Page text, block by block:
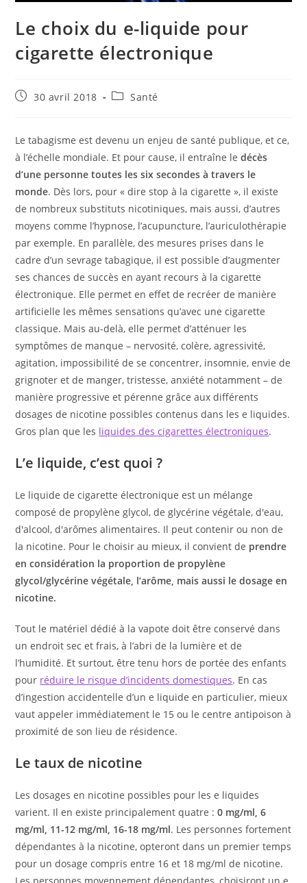
Le choix du e-liquide pour
cigarette électronique
Publication
30 avril 2018
PostSanté
Le tabagisme est devenu un enjeu de santé publique, et ce,
à l’échelle mondiale. Et pour cause, il entraîne ledécès
d’une personne toutes les six secondes à travers le
monde. Dès lors, pour « dire stop à la cigarette », il existe
de nombreux substituts nicotiniques, mais aussi, d’autres
moyens comme l’hypnose, l’acupuncture, l’auriculothérapie
par exemple. En parallèle, des mesures prises dans le
cadre d’un sevrage tabagique, il est possible d’augmenter
ses chances de succès en ayant recours à la cigarette
électronique. Elle permet en effet de recréer de manière
artificielle les mêmes sensations qu’avec une cigarette
classique. Mais au-delà, elle permet d’atténuer les
symptômes de manque – nervosité, colère, agressivité,
agitation, impossibilité de se concentrer, insomnie, envie de
grignoter et de manger, tristesse, anxiété notamment – de
manière progressive et pérenne grâce aux différents
dosages de nicotine possibles contenus dans les e liquides.
Gros plan que les liquides des cigarettes électroniques.
L’e liquide, c’est quoi ?
Le liquide de cigarette électronique est un mélange
composé de propylène glycol, de glycérine végétale, d'eau,
d'alcool, d'arômes alimentaires. Il peut contenir ou non de
la nicotine. Pour le choisir au mieux, il convient de prendre
en considération la proportion de propylène
glycol/glycérine végétale, l’arôme, mais aussi le dosage en
nicotine.
Tout le matériel dédié à la vapote doit être conservé dans
un endroit sec et frais, à l’abri de la lumière et de
l’humidité. Et surtout, être tenu hors de portée des enfants
pour réduire le risque d’incidents domestiques. En cas
d’ingestion accidentelle d’un e liquide en particulier, mieux
vaut appeler immédiatement le 15 ou le centre antipoison à
proximité de son lieu de résidence.
Le taux de nicotine
Les dosages en nicotine possibles pour les e liquides
varient. Il en existe principalement quatre :0 mg/ml, 6
mg/ml, 11-12 mg/ml, 16-18 mg/ml. Les personnes fortement
dépendantes à la nicotine, opteront dans un premier temps
pour un dosage compris entre 16 et 18 mg/ml de nicotine.